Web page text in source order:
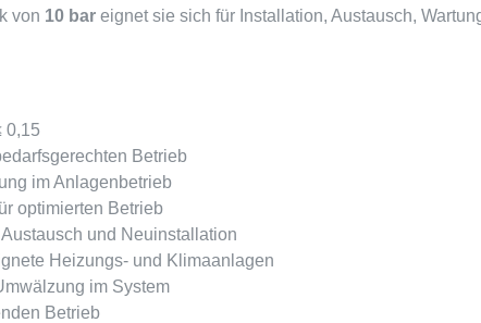
von 10 bar eignet sie sich für Installation, Austausch,
0,15
Betrieb
im Anlagenbetrieb
optimierten Betrieb
und Neuinstallation
Heizungs- und Klimaanlagen
im System
Betrieb